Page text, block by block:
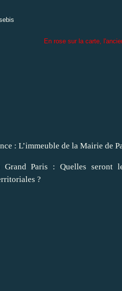
la carte, l'ancien
: L’immeuble de la Mairie de
Paris : Quelles seront
?